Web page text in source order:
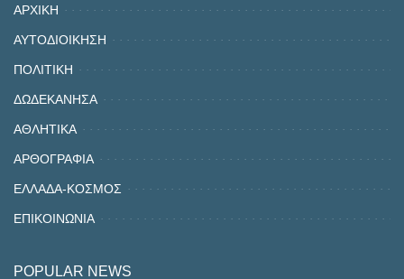
ΑΡΧΙΚΗ
ΑΥΤΟΔΙΟΙΚΗΣΗ
ΠΟΛΙΤΙΚΗ
ΔΩΔΕΚΑΝΗΣΑ
ΑΘΛΗΤΙΚΑ
ΑΡΘΟΓΡΑΦΙΑ
ΕΛΛΑΔΑ-ΚΟΣΜΟΣ
ΕΠΙΚΟΙΝΩΝΙΑ
POPULAR NEWS